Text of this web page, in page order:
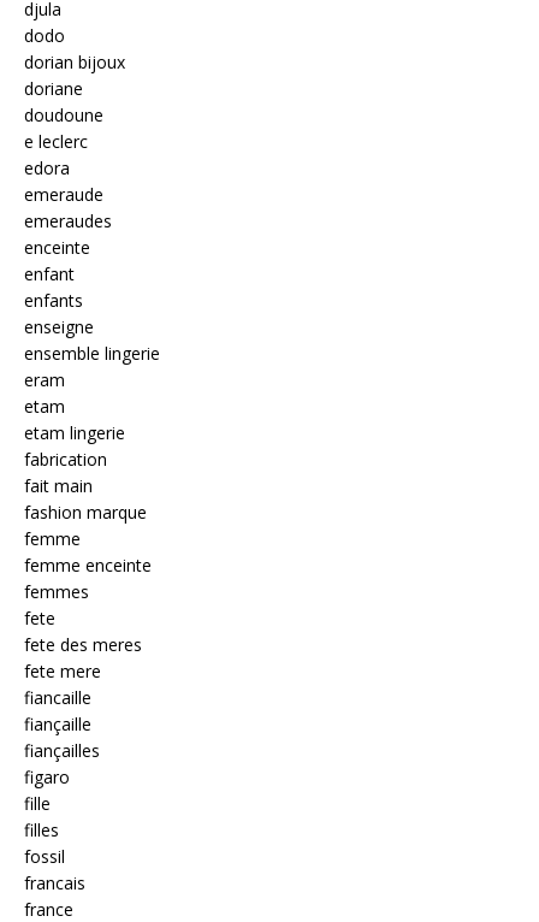
djula
dodo
dorian bijoux
doriane
doudoune
e leclerc
edora
emeraude
emeraudes
enceinte
enfant
enfants
enseigne
ensemble lingerie
eram
etam
etam lingerie
fabrication
fait main
fashion marque
femme
femme enceinte
femmes
fete
fete des meres
fete mere
fiancaille
fiançaille
fiançailles
figaro
fille
filles
fossil
francais
france